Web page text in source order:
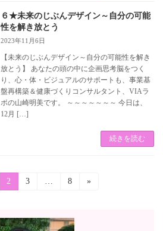
６★未来のじぶんデザイン～自分の可能
性を解き放とう
2023年11月6日
【未来のじぶんデザイン～自分の可能性を解き
放とう】 あなたの頭の中に企画思考脳をつく
り、心・体・ビジュアルのサポートも、事業基
盤再構築＆健康づくりコンサルタント、VIAラ
ボの山崎明美です。 ～～～～～～～ 今日は、
12月 […]
続きを読む
固
定
ジ
2
固
ジ
3
固
ジ
8 »